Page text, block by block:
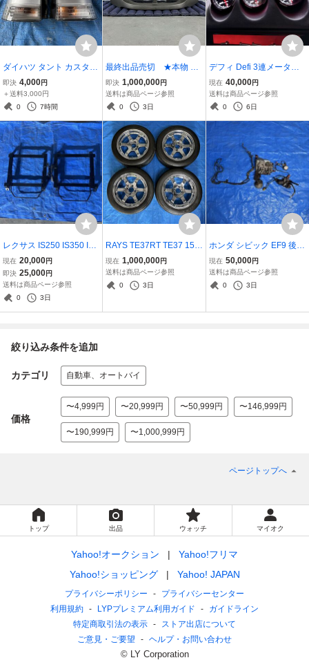
ダイハツ タント カスタム
L375S 後期 テールランプ
テールライト LED 点灯確
認済み 玉切れ無し
即決 4,000円
＋送料3,000円
0
7時間
最終出品売切 ★本物 無
限 ホンダ S2000 フロント
バンパー カーボンファイ
バー リペア済 極美品 AP1
HONDA ASM SPOON
即決 1,000,000円
送料は商品ページ参照
0
3日
デフィ Defi 3連メーター
追加メーター 水温 油温 油
圧 電源配線のみ センサー
配線無し 動作確認済み 実
現在 40,000円
送料は商品ページ参照
0
6日
レクサス IS250 IS350 IS
F GSE20 GSE21 GSE25
USE20 シートレール 左右
セット 底止め RECARO
レカロ BRIDE ブリッド
現在 20,000円
即決 25,000円
送料は商品ページ参照
0
3日
RAYS TE37RT TE37 15イ
ンチ 8.0J +35 PCD100 4
穴 4H クローム メッキ 海
外限定サイズ Volk Racing
現在 1,000,000円
送料は商品ページ参照
0
3日
ホンダ シビック EF9 後期
ALB ABS 本体 ブレーキ配
管 実働車両外し 配線あり
ブレーキシステム
現在 50,000円
送料は商品ページ参照
0
3日
絞り込み条件を追加
カテゴリ 自動車、オートバイ
価格
〜4,999円 〜20,999円 〜50,999円 〜146,999円
〜190,999円 〜1,000,999円
ページトップへ
トップ 出品 ウォッチ マイオク
Yahoo!オークション
Yahoo!フリマ
Yahoo!ショッピング
Yahoo! JAPAN
プライバシーポリシー
プライバシーセンター
利用規約
LYPプレミアム利用ガイド
ガイドライン
特定商取引法の表示
ストア出店について
ご意見・ご要望
ヘルプ・お問い合わせ
© LY Corporation